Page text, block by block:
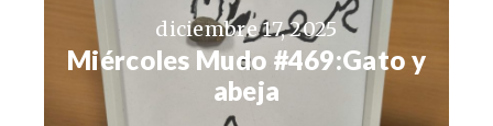
diciembre 17, 2025
Miércoles Mudo #469:Gato y
abeja